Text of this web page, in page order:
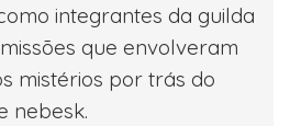
integrantes da guilda
que envolveram
mistérios por trás do
nebesk.